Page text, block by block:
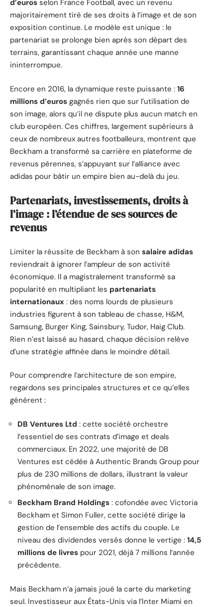
d’euros selon France Football, avec un revenu
majoritairement tiré de ses droits à l’image et de son
exposition continue. Le modèle est unique : le
partenariat se prolonge bien après son départ des
terrains, garantissant chaque année une manne
ininterrompue.
Encore en 2016, la dynamique reste puissante : 16
millions d’euros gagnés rien que sur l’utilisation de
son image, alors qu’il ne dispute plus aucun match en
club européen. Ces chiffres, largement supérieurs à
ceux de nombreux autres footballeurs, montrent que
Beckham a transformé sa carrière en plateforme de
revenus pérennes, s’appuyant sur l’alliance avec
adidas pour bâtir un empire bien au-delà du jeu.
Partenariats, investissements, droits à
l’image : l’étendue de ses sources de
revenus
Limiter la réussite de Beckham à son salaire adidas
reviendrait à ignorer l’ampleur de son activité
économique. Il a magistralement transformé sa
popularité en multipliant les partenariats
internationaux : des noms lourds de plusieurs
industries figurent à son tableau de chasse, H&M,
Samsung, Burger King, Sainsbury, Tudor, Haig Club.
Rien n’est laissé au hasard, chaque décision relève
d’une stratégie affinée dans le moindre détail.
Pour comprendre l’architecture de son empire,
regardons ses principales structures et ce qu’elles
générent :
DB Ventures Ltd : cette société orchestre
l’essentiel de ses contrats d’image et deals
commerciaux. En 2022, une majorité de DB
Ventures est cédée à Authentic Brands Group pour
plus de 230 millions de dollars, illustrant la valeur
phénoménale de son image.
Beckham Brand Holdings : cofondée avec Victoria
Beckham et Simon Fuller, cette société dirige la
gestion de l’ensemble des actifs du couple. Le
niveau des dividendes versés donne le vertige : 14,5
millions de livres pour 2021, déjà 7 millions l’année
précédente.
Mais Beckham n’a jamais joué la carte du marketing
seul. Investisseur aux États-Unis via l’Inter Miami en